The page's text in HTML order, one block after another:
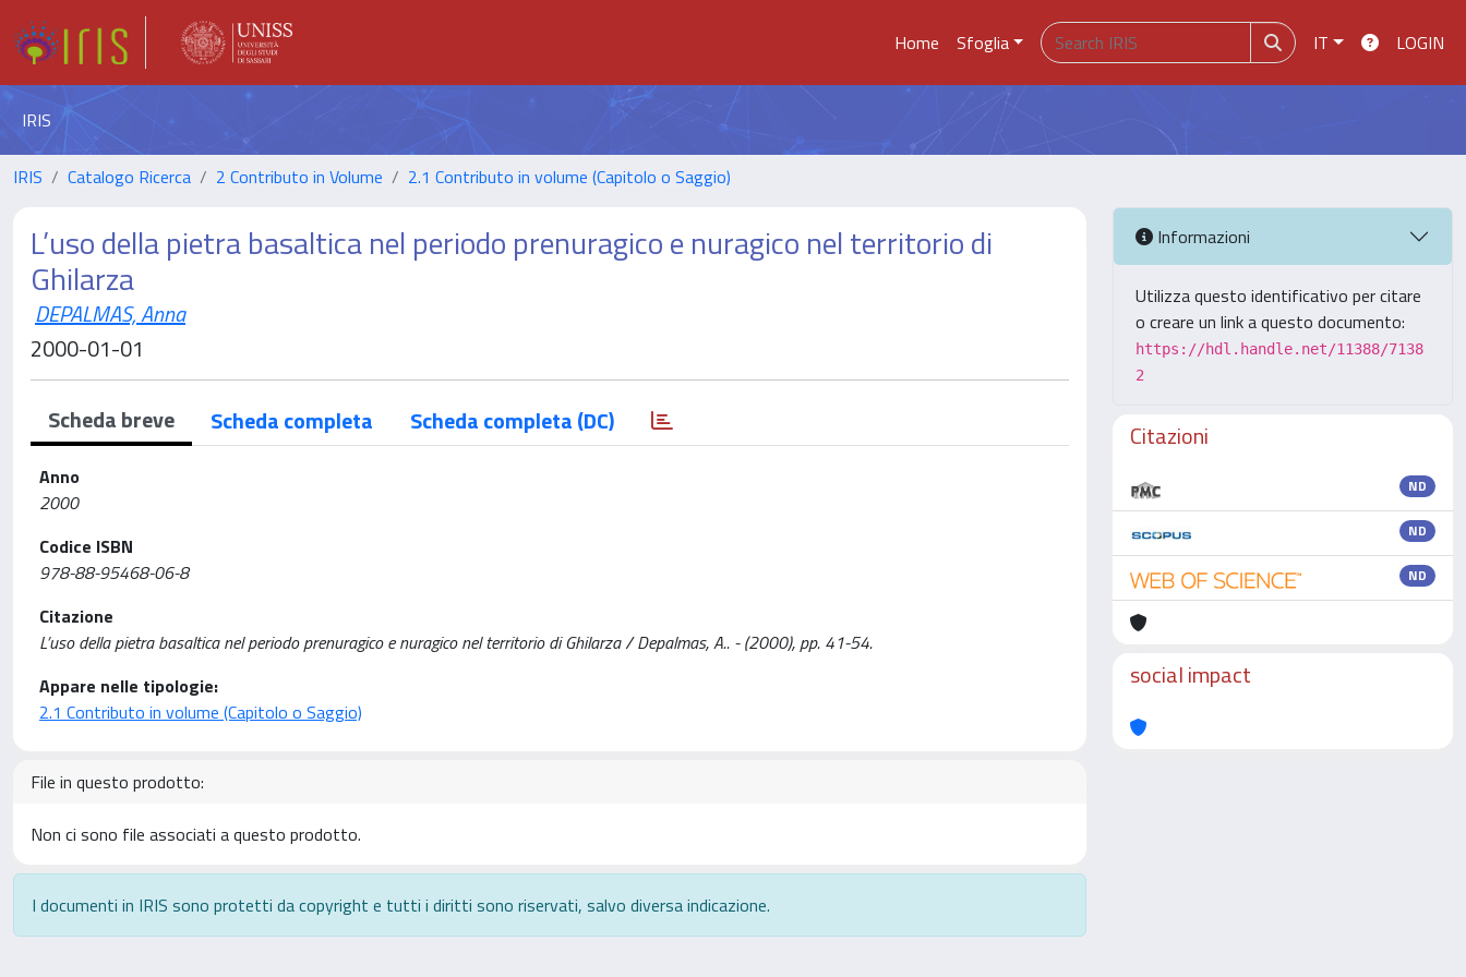
Home Sfoglia IT LOGIN
IRIS
IRIS Catalogo Ricerca 2 Contributo in Volume 2.1 Contributo in volume (Capitolo o Saggio)
L’uso della pietra basaltica nel periodo prenuragico e nuragico nel territorio di
Ghilarza
DEPALMAS, Anna
2000-01-01
Scheda breve Scheda completa Scheda completa (DC)
Anno
2000
Codice ISBN
978-88-95468-06-8
Citazione
L’uso della pietra basaltica nel periodo prenuragico e nuragico nel territorio di Ghilarza / Depalmas, A.. - (2000), pp. 41-54.
Appare nelle tipologie:
2.1 Contributo in volume (Capitolo o Saggio)
File in questo prodotto:
Non ci sono file associati a questo prodotto.
I documenti in IRIS sono protetti da copyright e tutti i diritti sono riservati, salvo diversa indicazione.
Informazioni
Utilizza questo identificativo per citare
o creare un link a questo documento:
https://hdl.handle.net/11388/7138
2
Citazioni
ND
ND
ND
social impact